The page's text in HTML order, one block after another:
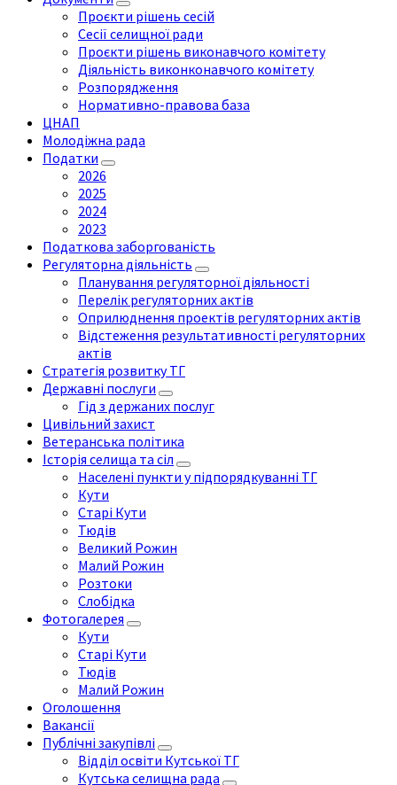
Проєкти рішень сесій
Сесії селищної ради
Проєкти рішень виконавчого комітету
Діяльність виконконавчого комітету
Розпорядження
Нормативно-правова база
ЦНАП
Молодіжна рада
Податки
2026
2025
2024
2023
Податкова заборгованість
Регуляторна діяльність
Планування регуляторної діяльності
Перелік регуляторних актів
Оприлюднення проектів регуляторних актів
Відстеження результативності регуляторних
актів
Стратегія розвитку ТГ
Державні послуги
Гід з держаних послуг
Цивільний захист
Ветеранська політика
Історія селища та сіл
Населені пункти у підпорядкуванні ТГ
Кути
Старі Кути
Тюдів
Великий Рожин
Малий Рожин
Розтоки
Слобідка
Фотогалерея
Кути
Старі Кути
Тюдів
Малий Рожин
Оголошення
Вакансії
Публічні закупівлі
Відділ освіти Кутської ТГ
Кутська селищна рада